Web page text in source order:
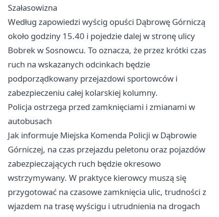
Szałasowizna
Według zapowiedzi wyścig opuści Dąbrowę Górniczą
około godziny 15.40 i pojedzie dalej w stronę ulicy
Bobrek w Sosnowcu. To oznacza, że przez krótki czas
ruch na wskazanych odcinkach będzie
podporządkowany przejazdowi sportowców i
zabezpieczeniu całej kolarskiej kolumny.
Policja ostrzega przed zamknięciami i zmianami w
autobusach
Jak informuje Miejska Komenda Policji w Dąbrowie
Górniczej, na czas przejazdu peletonu oraz pojazdów
zabezpieczających ruch będzie okresowo
wstrzymywany. W praktyce kierowcy muszą się
przygotować na czasowe zamknięcia ulic, trudności z
wjazdem na trasę wyścigu i utrudnienia na drogach